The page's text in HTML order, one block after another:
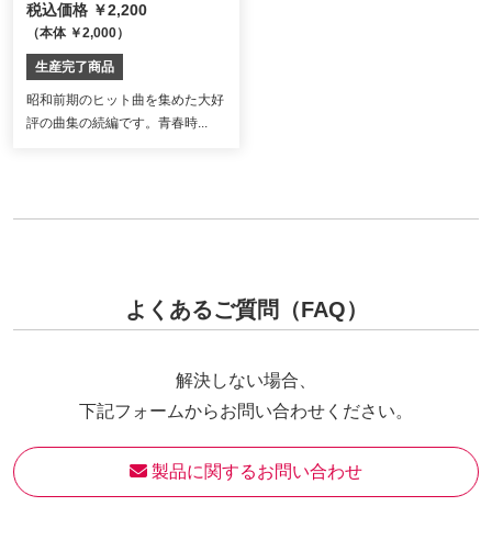
税込価格 ￥2,200
（本体 ￥2,000）
生産完了商品
昭和前期のヒット曲を集めた大好
評の曲集の続編です。青春時...
よくあるご質問（FAQ）
解決しない場合、
下記フォームからお問い合わせください。
製品に関するお問い合わせ